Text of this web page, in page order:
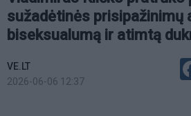
sužadėtinės prisipažinimų
biseksualumą ir atimtą
VE.LT
2026-06-06 12:37